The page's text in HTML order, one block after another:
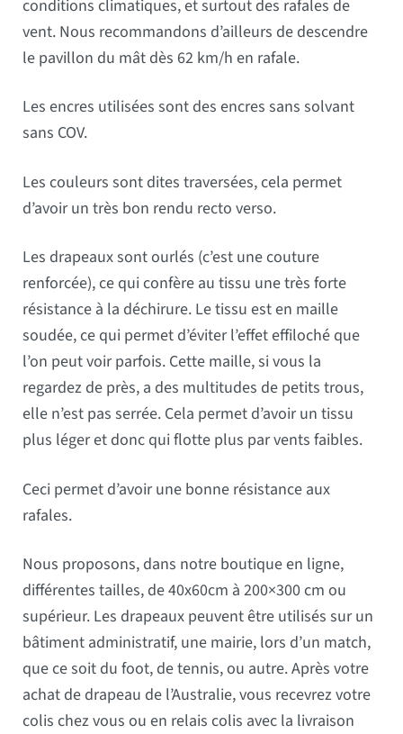
conditions climatiques, et surtout des rafales de
vent. Nous recommandons d’ailleurs de descendre
le pavillon du mât dès 62 km/h en rafale.
Les encres utilisées sont des encres sans solvant
sans COV.
Les couleurs sont dites traversées, cela permet
d’avoir un très bon rendu recto verso.
Les drapeaux sont ourlés (c’est une couture
renforcée), ce qui confère au tissu une très forte
résistance à la déchirure. Le tissu est en maille
soudée, ce qui permet d’éviter l’effet effiloché que
l’on peut voir parfois. Cette maille, si vous la
regardez de près, a des multitudes de petits trous,
elle n’est pas serrée. Cela permet d’avoir un tissu
plus léger et donc qui flotte plus par vents faibles.
Ceci permet d’avoir une bonne résistance aux
rafales.
Nous proposons, dans notre boutique en ligne,
différentes tailles, de 40x60cm à 200×300 cm ou
supérieur. Les drapeaux peuvent être utilisés sur un
bâtiment administratif, une mairie, lors d’un match,
que ce soit du foot, de tennis, ou autre. Après votre
achat de drapeau de l’Australie, vous recevrez votre
colis chez vous ou en relais colis avec la livraison